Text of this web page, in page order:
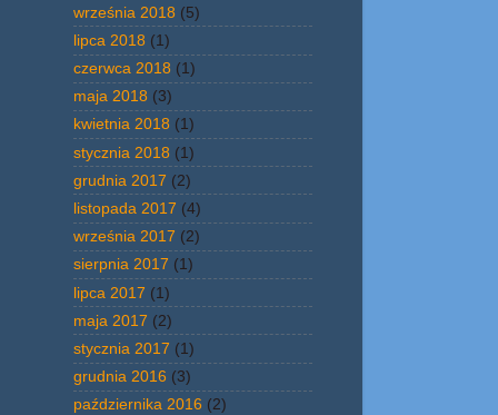
września 2018 (5)
lipca 2018 (1)
czerwca 2018 (1)
maja 2018 (3)
kwietnia 2018 (1)
stycznia 2018 (1)
grudnia 2017 (2)
listopada 2017 (4)
września 2017 (2)
sierpnia 2017 (1)
lipca 2017 (1)
maja 2017 (2)
stycznia 2017 (1)
grudnia 2016 (3)
października 2016 (2)